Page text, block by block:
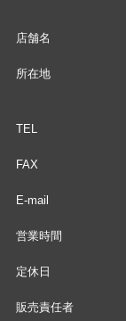
店舗名
所在地
TEL
FAX
E-mail
営業時間
定休日
販売責任者